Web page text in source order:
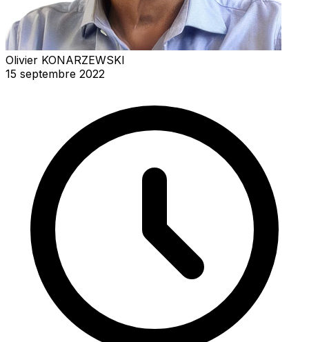
Olivier KONARZEWSKI
15 septembre 2022